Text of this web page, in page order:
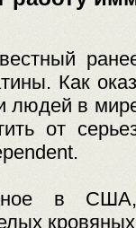
Как
людей в
от
в